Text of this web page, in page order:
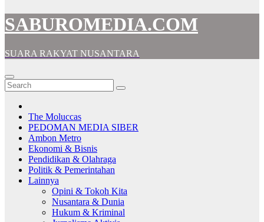
SABUROMEDIA.COM
SUARA RAKYAT NUSANTARA
The Moluccas
PEDOMAN MEDIA SIBER
Ambon Metro
Ekonomi & Bisnis
Pendidikan & Olahraga
Politik & Pemerintahan
Lainnya
Opini & Tokoh Kita
Nusantara & Dunia
Hukum & Kriminal